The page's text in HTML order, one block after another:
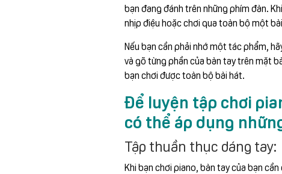
bạn đang đánh trên những phím đàn.
nhịp điệu hoặc chơi qua toàn bộ một
Nếu bạn cần phải nhớ một tác phẩm,
và gõ từng phần của bàn tay trên mặt
bạn chơi được toàn bộ bài hát.
Để luyện tập chơi
có thể áp dụng
Tập thuần thục dáng tay:
Khi bạn chơi piano, bàn tay của bạn